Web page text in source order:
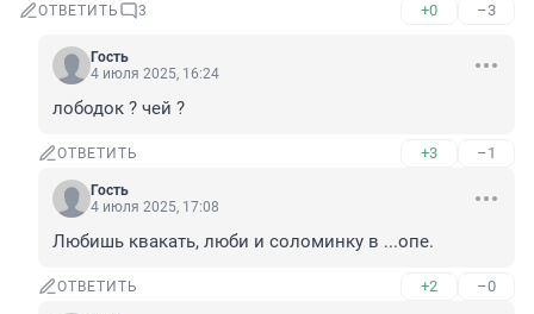
ОТВЕТИТЬ 3 +0 –3
Гость
4 июля 2025, 16:24
лободок ? чей ?
ОТВЕТИТЬ +3 –1
Гость
4 июля 2025, 17:08
Любишь квакать, люби и соломинку в ...опе.
ОТВЕТИТЬ +2 –0